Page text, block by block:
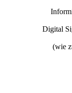
Digital
(wie